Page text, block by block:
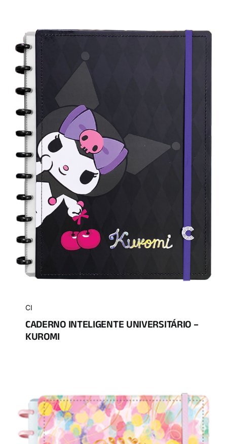
CI
CADERNO INTELIGENTE UNIVERSITÁRIO –
KUROMI